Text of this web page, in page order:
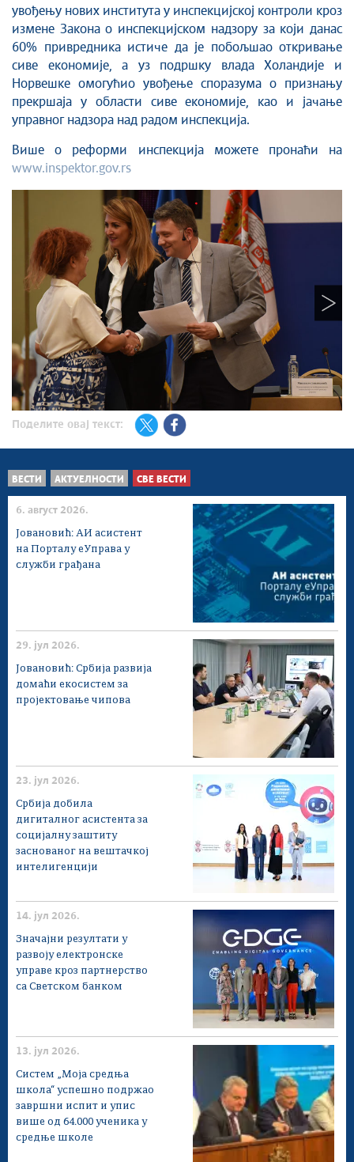
увођењу нових института у инспекцијској контроли кроз
измене Закона о инспекцијском надзору за који данас
60% привредника истиче да је побољшао откривање
сиве економије, а уз подршку влада Холандије и
Норвешке омогућио увођење споразума о признању
прекршаја у области сиве економије, као и јачање
управног надзора над радом инспекција.
Више о реформи инспекција можете пронаћи на
www.inspektor.gov.rs
Поделите овај текст:
ВЕСТИ АКТУЕЛНОСТИ СВЕ ВЕСТИ
6. август 2026.
Јовановић: АИ асистент
на Порталу еУправа у
служби грађана
29. јул 2026.
Јовановић: Србија развија
домаћи екосистем за
пројектовање чипова
23. јул 2026.
Србија добила
дигиталног асистента за
социјалну заштиту
заснованог на вештачкој
интелигенцији
14. јул 2026.
Значајни резултати у
развоју електронске
управе кроз партнерство
са Светском банком
13. јул 2026.
Систем „Моја средња
школа“ успешно подржао
завршни испит и упис
више од 64.000 ученика у
средње школе